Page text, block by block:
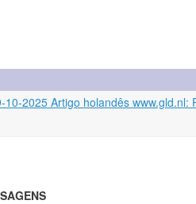
10-2025 Artigo holandês